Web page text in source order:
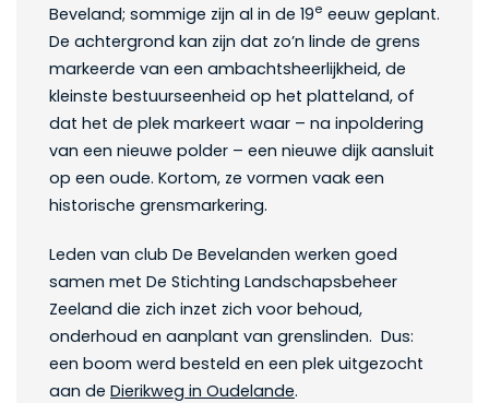
Beveland; sommige zijn al in de 19e eeuw geplant.
De achtergrond kan zijn dat zo’n linde de grens
markeerde van een ambachtsheerlijkheid, de
kleinste bestuurseenheid op het platteland, of
dat het de plek markeert waar – na inpoldering
van een nieuwe polder – een nieuwe dijk aansluit
op een oude. Kortom, ze vormen vaak een
historische grensmarkering.
Leden van club De Bevelanden werken goed
samen met De Stichting Landschapsbeheer
Zeeland die zich inzet zich voor behoud,
onderhoud en aanplant van grenslinden. Dus:
een boom werd besteld en een plek uitgezocht
aan de Dierikweg in Oudelande.